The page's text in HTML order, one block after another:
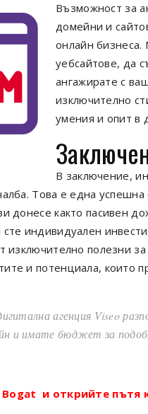
Възможност за
домейни и
онлайн бизнеса.
уебсайтове, да
ангажирате с
изключително
умения и опит в
В заключение,
Това е една
донесе както пасивен
индивидуален
изключително полезни
и потенциала, които
агенция Viseo
и имате бюджет за
Bogat и открийте пътя